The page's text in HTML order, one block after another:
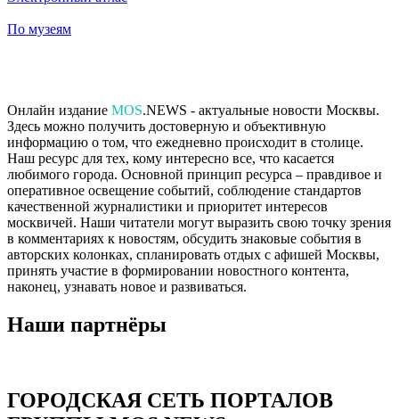
По музеям
Онлайн издание MOS.NEWS - актуальные новости Москвы.
Здесь можно получить достоверную и объективную
информацию о том, что ежедневно происходит в столице.
Наш ресурс для тех, кому интересно все, что касается
любимого города. Основной принцип ресурса – правдивое и
оперативное освещение событий, соблюдение стандартов
качественной журналистики и приоритет интересов
москвичей. Наши читатели могут выразить свою точку зрения
в комментариях к новостям, обсудить знаковые события в
авторских колонках, спланировать отдых с афишей Москвы,
принять участие в формировании новостного контента,
наконец, узнавать новое и развиваться.
Наши партнёры
ГОРОДСКАЯ СЕТЬ ПОРТАЛОВ